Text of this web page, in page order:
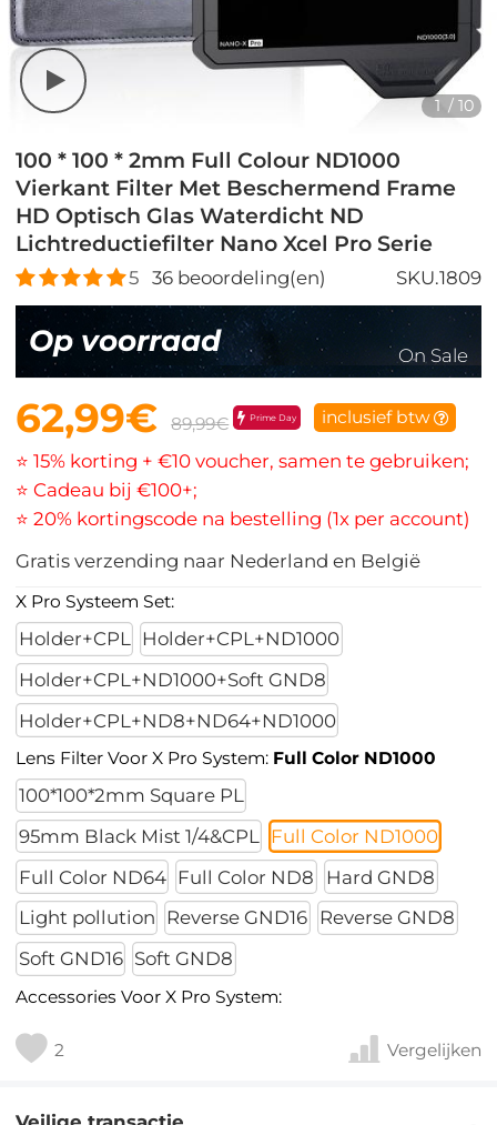
1 /10
100 * 100 * 2mm Full Colour ND1000
Vierkant Filter Met Beschermend Frame
HD Optisch Glas Waterdicht ND
Lichtreductiefilter Nano Xcel Pro Serie
5 36beoordeling(en) SKU.1809
Op voorraad On Sale
62,99€ 89,99€ Prime Day inclusief btw
⭐ 15% korting + €10 voucher, samen te gebruiken;
⭐ Cadeau bij €100+;
⭐ 20% kortingscode na bestelling (1x per account)
Gratis verzending naar Nederland en België
X Pro Systeem Set:
Holder+CPL
Holder+CPL+ND1000
Holder+CPL+ND1000+Soft GND8
Holder+CPL+ND8+ND64+ND1000
Lens Filter Voor X Pro System: Full Color ND1000
100*100*2mm Square PL
95mm Black Mist 1/4&CPL Full Color ND1000
Full Color ND64
Full Color ND8
Hard GND8
Light pollution
Reverse GND16
Reverse GND8
Soft GND16 Soft GND8
Accessories Voor X Pro System:
2 Vergelijken